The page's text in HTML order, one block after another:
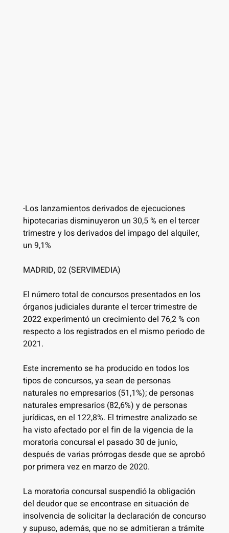
-Los lanzamientos derivados de ejecuciones
hipotecarias disminuyeron un 30,5 % en el tercer
trimestre y los derivados del impago del alquiler,
un 9,1%
MADRID, 02 (SERVIMEDIA)
El número total de concursos presentados en los
órganos judiciales durante el tercer trimestre de
2022 experimentó un crecimiento del 76,2 % con
respecto a los registrados en el mismo periodo de
2021.
Este incremento se ha producido en todos los
tipos de concursos, ya sean de personas
naturales no empresarios (51,1%); de personas
naturales empresarios (82,6%) y de personas
jurídicas, en el 122,8%. El trimestre analizado se
ha visto afectado por el fin de la vigencia de la
moratoria concursal el pasado 30 de junio,
después de varias prórrogas desde que se aprobó
por primera vez en marzo de 2020.
La moratoria concursal suspendió la obligación
del deudor que se encontrase en situación de
insolvencia de solicitar la declaración de concurso
y supuso, además, que no se admitieran a trámite